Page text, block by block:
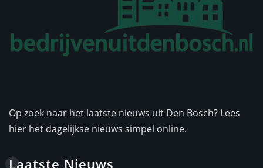
Op zoek naar het laatste nieuws uit Den Bosch? Lees
hier het dagelijkse nieuws simpel online.
Laatste Nieuws